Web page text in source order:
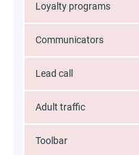
Loyalty programs
Communicators
Lead call
Adult traffic
Toolbar